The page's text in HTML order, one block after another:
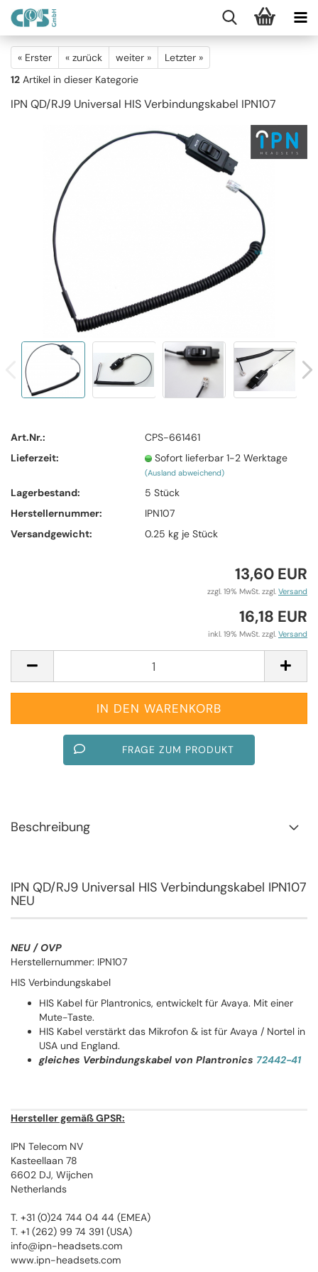
« Erster « zurück weiter »
Letzter »
12 Artikel in dieser Kategorie
IPN QD/RJ9 Universal HIS Verbindungskabel IPN107
Art.Nr.:
CPS-661461
Lieferzeit:
Sofort lieferbar 1-2 Werktage
(Ausland abweichend)
Lagerbestand: 5Stück
Herstellernummer:
IPN107
Versandgewicht:
0.25 kg je Stück
13,60 EUR
zzgl. 19% MwSt. zzgl. Versand
16,18 EUR
inkl. 19% MwSt. zzgl. Versand
FRAGE ZUM PRODUKT
Beschreibung
IPN QD/RJ9 Universal HIS Verbindungskabel IPN107
NEU
NEU / OVP
Herstellernummer: IPN107
HIS Verbindungskabel
HIS Kabel für Plantronics, entwickelt für Avaya. Mit einer
Mute-Taste.
HIS Kabel verstärkt das Mikrofon & ist für Avaya / Nortel in
USA und England.
gleiches Verbindungskabel von Plantronics 72442-41
Hersteller gemäß GPSR:
IPN Telecom NV
Kasteellaan 78
6602 DJ, Wijchen
Netherlands
T. +31 (0)24 744 04 44 (EMEA)
T. +1 (262) 99 74 391 (USA)
info@ipn-headsets.com
www.ipn-headsets.com